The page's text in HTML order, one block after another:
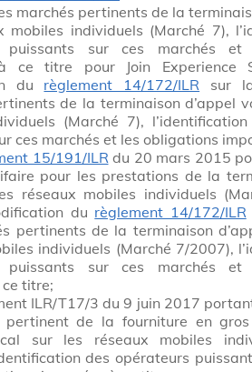
marchés pertinents de la
mobiles individuels (Marché 7),
puissants sur ces marchés et
ce titre pour Join Experience
du règlement 14/172/ILR sur
de la terminaison d’appel
(Marché 7),
ces marchés et les obligations
15/191/ILR du 20 mars 2015
pour les prestations de la
réseaux mobiles individuels
du règlement 14/172/ILR
pertinents de la terminaison
individuels (Marché 7/2007),
puissants sur ces marchés et
titre;
ILR/T17/3 du 9 juin 2017
pertinent de la fourniture en
sur les réseaux mobiles
des opérateurs